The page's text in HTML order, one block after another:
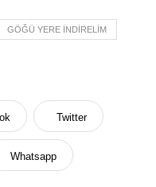
GÖĞÜ YERE INDIRELIM
Twitter
Whatsapp